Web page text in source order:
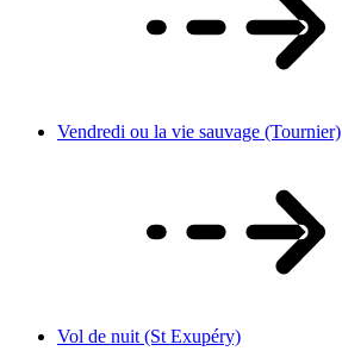
Vendredi ou la vie sauvage (Tournier)
Vol de nuit (St Exupéry)